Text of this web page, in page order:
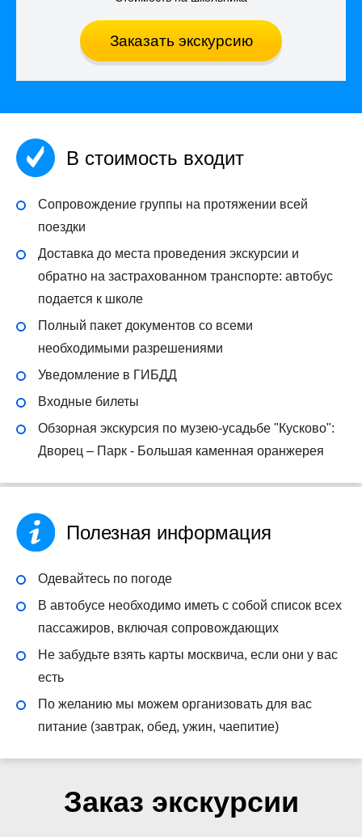
Заказать экскурсию
В стоимость входит
Сопровождение группы на протяжении всей
поездки
Доставка до места проведения экскурсии и
обратно на застрахованном транспорте: автобус
подается к школе
Полный пакет документов со всеми
необходимыми разрешениями
Уведомление в ГИБДД
Входные билеты
Обзорная экскурсия по музею-усадьбе "Кусково":
Дворец – Парк - Большая каменная оранжерея
Полезная информация
Одевайтесь по погоде
В автобусе необходимо иметь с собой список всех
пассажиров, включая сопровождающих
Не забудьте взять карты москвича, если они у вас
есть
По желанию мы можем организовать для вас
питание (завтрак, обед, ужин, чаепитие)
Заказ экскурсии